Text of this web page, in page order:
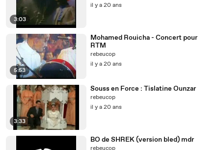
3:03
il y a 20 ans
5:53
Mohamed Rouicha - Concert pour
RTM
rebeucop
il y a 20 ans
3:33
Souss en Force : Tislatine Ounzar
rebeucop
il y a 20 ans
BO de SHREK (version bled) mdr